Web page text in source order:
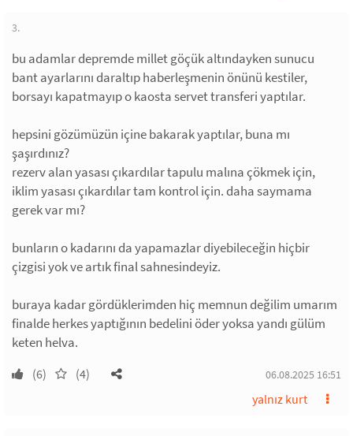
3.
bu adamlar depremde millet göçük altındayken sunucu
bant ayarlarını daraltıp haberleşmenin önünü kestiler,
borsayı kapatmayıp o kaosta servet transferi yaptılar.
hepsini gözümüzün içine bakarak yaptılar, buna mı
şaşırdınız?
rezerv alan yasası çıkardılar tapulu malına çökmek için,
iklim yasası çıkardılar tam kontrol için. daha saymama
gerek var mı?
bunların o kadarını da yapamazlar diyebileceğin hiçbir
çizgisi yok ve artık final sahnesindeyiz.
buraya kadar gördüklerimden hiç memnun değilim umarım
finalde herkes yaptığının bedelini öder yoksa yandı gülüm
keten helva.
(6) (4) 06.08.2025 16:51
yalnız kurt